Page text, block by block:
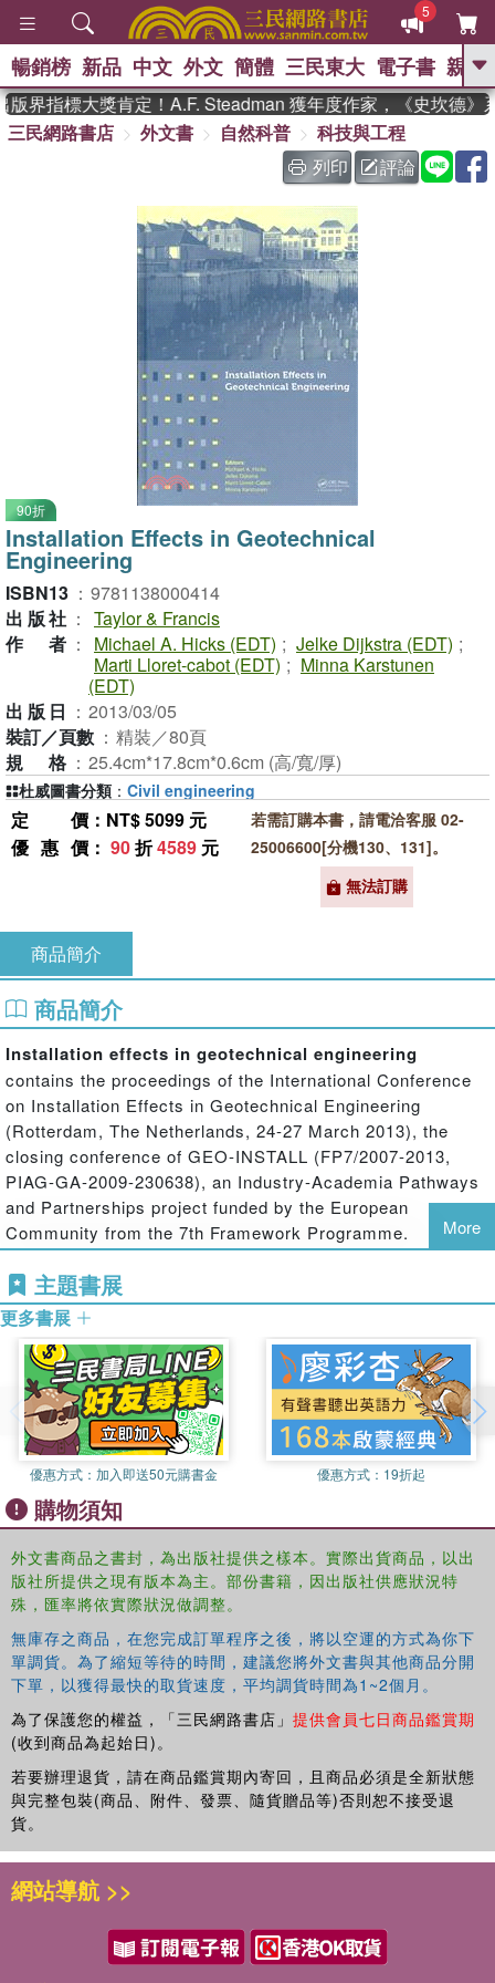
5
GO
熱搜： 東野圭吾 、 高希均教授回憶錄
The Odyssey 、 父親節 、 如果歷
史是一群喵 、 暑期推薦 、 國際布克
獎 臺灣漫遊錄 、 方念華
登輝時代 、 數學女孩：黎曼猜想
偉大的迷走神經
暢銷榜 新品 中文 外文 簡體 三民東大 電子書 親子
界指標大獎肯定！A.F. Steadman 獲年度作家，《史坎德》
三民網路書店
外文書 自然科普
科技與工程
列印
評論
90折
Installation Effects in Geotechnical
Engineering
ISBN13 ： 9781138000414
出版社 ： Taylor & Francis
作者 ： Michael A. Hicks (EDT) ; Jelke Dijkstra (EDT) ;
Marti Lloret-cabot (EDT) ; Minna Karstunen
(EDT)
出版日 ： 2013/03/05
裝訂／頁數 ： 精裝／80頁
規格 ： 25.4cm*17.8cm*0.6cm (高/寬/厚)
定價 ：NT$ 5099 元
優惠價 ： 90折4589 元
若需訂購本書，請電洽客服 02-
25006600[分機130、131]。
無法訂購
杜威圖書分類 ： Civil engineering
商品簡介
商品簡介
Installation effects in geotechnical engineering
contains the proceedings of the International Conference
on Installation Effects in Geotechnical Engineering
(Rotterdam, The Netherlands, 24-27 March 2013), the
closing conference of GEO-INSTALL (FP7/2007-2013,
PIAG-GA-2009-230638), an Industry-Academia Pathways
and Partnerships project funded by the European
Community from the 7th Framework Programme.
Infrastructure construction involves the installation of
structural elements, such as piles and various ground
improvement techniques for soils and rocks. The
installation process itself can be quasi-static (for example
jacked piles) or dynamic (vibratory methods, such as
stone columns and driven piles), and generally involves
very large deformations and changes in pore pressure.
The fact that natural soils are complex geomaterials,
exhibiting structure and rate-dependent behaviour, makes
analysis of such problems yet more challenging. In
particular, the influence of installation on key design
parameters, such as mobilised strength at the
soilstructure interface and soil stiffness, is difficult to
quantify and, as yet, impossible to model. Numerical
are unable to produce accurate descriptions of large
deformation problems due to excessive mesh distortions
and novel techniques need to be developed.
Installation effects in geotechnical engineering
presents the latest developments in monitoring, analysing
and managing installation effects in geotechnical
engineering, and covers aspects ranging from large
deformation modelling to real field applications. Topics
include: computational methods, constitutive modelling,
installation effects, offshore constructions and
interaction. The book is aimed at academics, researchers
and practitioners in geotechnical engineering and
More
主題書展
更多書展
優惠方式： 加入即送50元購書金 優惠方式： 19折起
購物須知
外文書商品之書封，為出版社提供之樣本。實際出貨商品，以出
版社所提供之現有版本為主。部份書籍，因出版社供應狀況特
殊，匯率將依實際狀況做調整。
無庫存之商品，在您完成訂單程序之後，將以空運的方式為你下
單調貨。為了縮短等待的時間，建議您將外文書與其他商品分開
下單，以獲得最快的取貨速度，平均調貨時間為1~2個月。
為了保護您的權益，「三民網路書店」 提供會員七日商品鑑賞期
(收到商品為起始日)。
若要辦理退貨，請在商品鑑賞期內寄回，且商品必須是全新狀態
與完整包裝(商品、附件、發票、隨貨贈品等)否則恕不接受退
貨。
網站導航 >>